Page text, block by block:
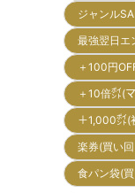
ジャンル
最強翌日
＋100円
＋10倍㌽(
＋1,000㌽
楽券(買い
食パン袋(